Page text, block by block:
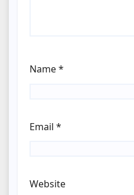
Name*
Email *
Website